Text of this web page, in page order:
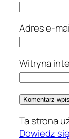
Adres e-
Witryna
Ta strona
Dowiedz